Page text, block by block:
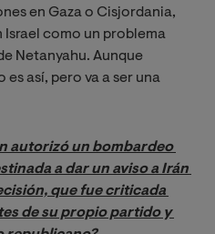
en Gaza o Cisjordania,
como un problema
Netanyahu. Aunque
así, pero va a ser una
autorizó un bombardeo
a dar un aviso a Irán
que fue criticada
de su propio partido y